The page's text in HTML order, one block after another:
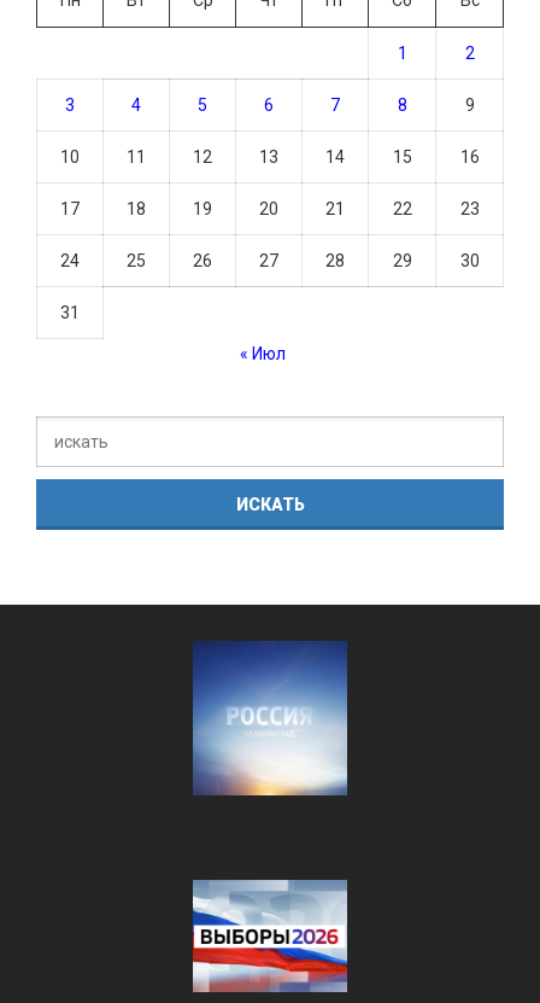
1 2
3 4 5 6 7 8 9
10 11 12 13 14 15 16
17 18 19 20 21 22 23
24 25 26 27 28 29 30
31
« Июл